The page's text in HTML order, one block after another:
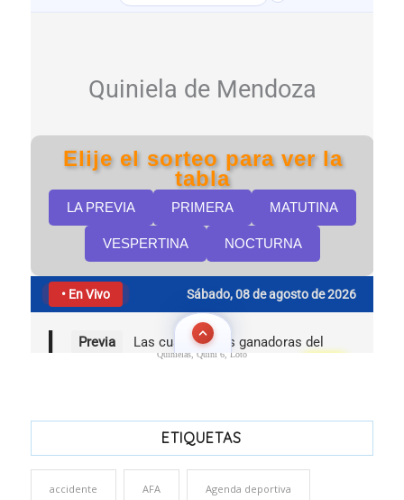
Quinielas, Quini 6, Loto
ETIQUETAS
accidente AFA Agenda deportiva